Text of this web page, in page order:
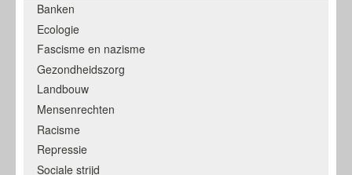
Banken
Ecologie
Fascisme en nazisme
Gezondheidszorg
Landbouw
Mensenrechten
Racisme
Repressie
Sociale strijd